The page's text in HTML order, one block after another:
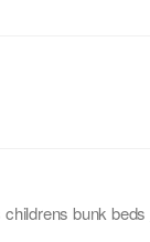
bunk beds